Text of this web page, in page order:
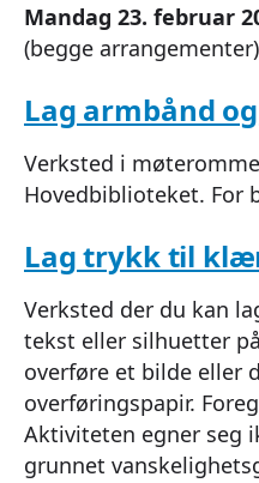
Mandag 23. februar
(begge arrangementer)
Lag armbånd
Verksted i
Hovedbiblioteket. For
Lag trykk til
Verksted der du kan
tekst eller silhuetter
overføre et bilde eller
overføringspapir.
Aktiviteten egner seg
grunnet